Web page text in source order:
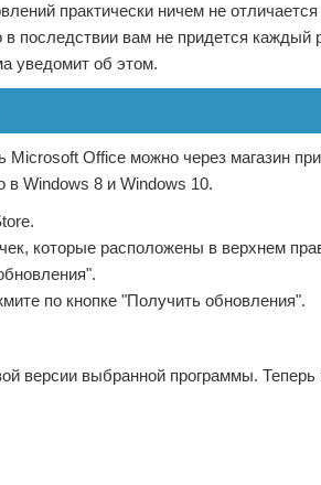
практически ничем не
последствии вам не придется каждый
уведомит об этом.
Office можно через магазин
Windows 8 и Windows 10.
которые расположены в верхнем
по кнопке "Получить обновления".
версии выбранной программы.